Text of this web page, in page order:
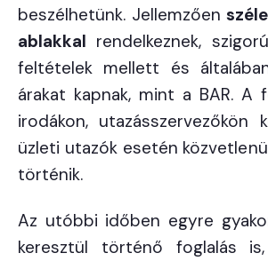
beszélhetünk. Jellemzően
ablakkal rendelkeznek,
feltételek mellett és
árakat kapnak, mint a BAR. A
irodákon, utazásszervezőkön
üzleti utazók esetén
történik.
Az utóbbi időben egyre
keresztül történő foglalás